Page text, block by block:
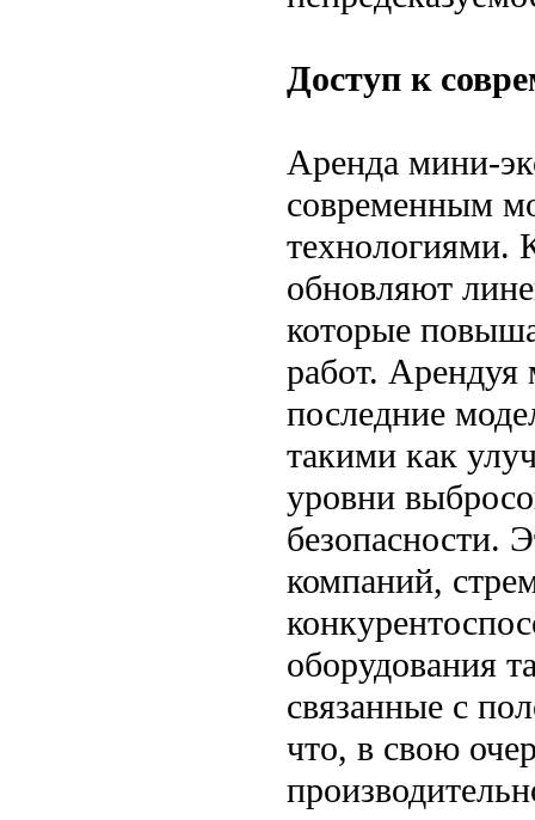
Доступ к
Аренда мини-
современным
технологиями.
обновляют
которые
работ. Арендуя
последние
такими как
уровни
безопасности.
компаний,
оборудования
связанные с
что, в свою